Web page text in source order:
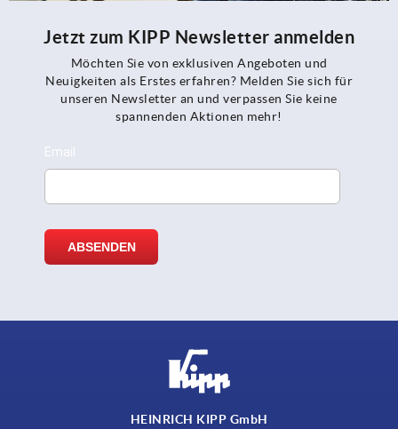
Jetzt zum KIPP Newsletter anmelden
Möchten Sie von exklusiven Angeboten und
Neuigkeiten als Erstes erfahren? Melden Sie sich für
unseren Newsletter an und verpassen Sie keine
spannenden Aktionen mehr!
HEINRICH KIPP GmbH